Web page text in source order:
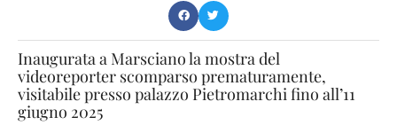
Inaugurata a Marsciano la mostra del
videoreporter scomparso prematuramente,
visitabile presso palazzo Pietromarchi fino all’11
giugno 2025